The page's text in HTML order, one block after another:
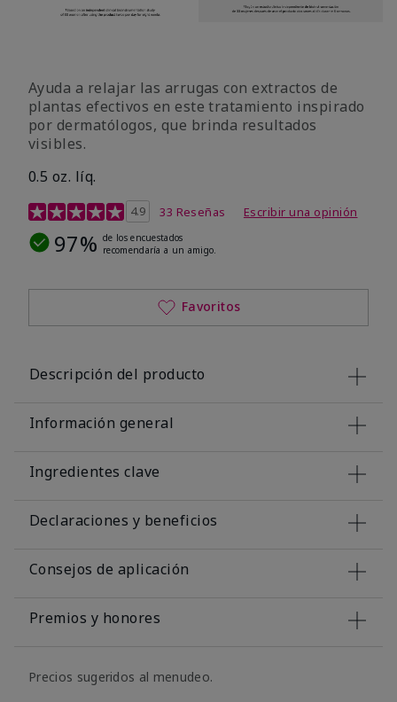
Ayuda a relajar las arrugas con extractos de
plantas efectivos en este tratamiento inspirado
por dermatólogos, que brinda resultados
visibles.
0.5 oz. líq.
Calificación de clientes de 4,9 de 5
4.9 33 Reseñas Escribir una opinión
97% de los encuestados
recomendaría a un amigo.
Favoritos
Descripción del producto
Información general
Ingredientes clave
Declaraciones y beneficios
Consejos de aplicación
Premios y honores
Precios sugeridos al menudeo.